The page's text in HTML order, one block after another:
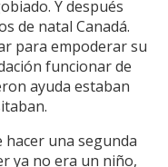
Y después
de natal Canadá.
para empoderar su
funcionar de
ayuda estaban
hacer una segunda
ya no era un niño,